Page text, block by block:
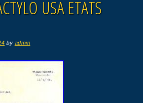
USA ETATS
by admin